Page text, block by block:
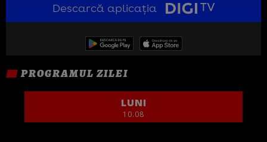
Descarcă aplicația
PROGRAMUL ZILEI
LUNI
10.08